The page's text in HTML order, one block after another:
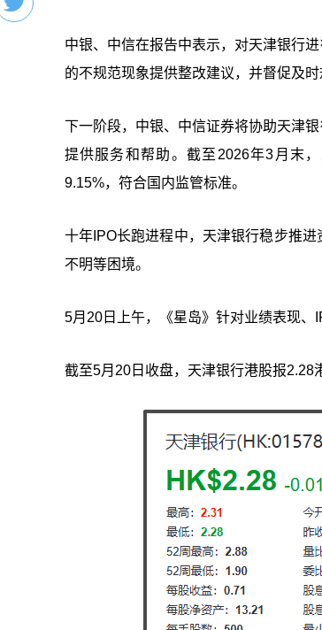
中银、中信在报告中表示，对天津银行
的不规范现象提供整改建议，并督促及
下一阶段，中银、中信证券将协助天津
提供服务和帮助。截至2026年3月末
9.15%，符合国内监管标准。
十年IPO长跑进程中，天津银行稳步推
不明等困境。
5月20日上午，《星岛》针对业绩表现、
截至5月20日收盘，天津银行港股报2.28